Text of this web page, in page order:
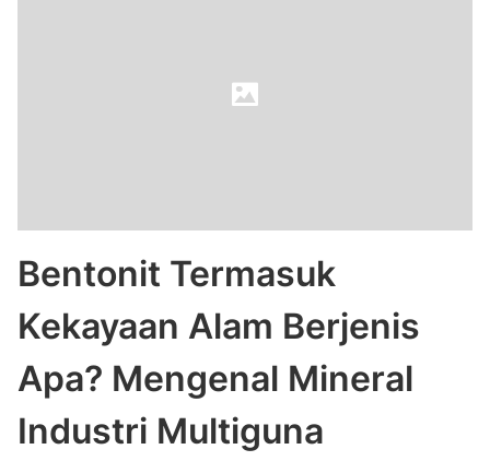
Bentonit Termasuk
Kekayaan Alam Berjenis
Apa? Mengenal Mineral
Industri Multiguna